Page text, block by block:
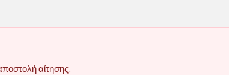
αίτησης.